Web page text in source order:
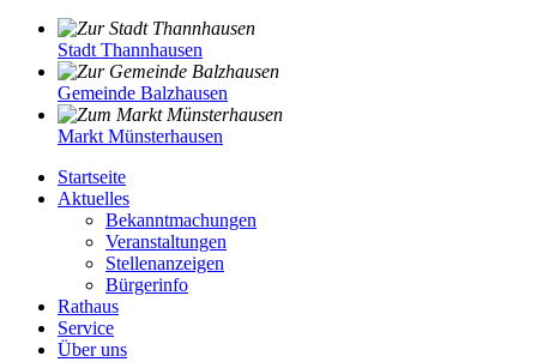
Stadt Thannhausen
Gemeinde Balzhausen
Markt Münsterhausen
Startseite
Aktuelles
Bekanntmachungen
Veranstaltungen
Stellenanzeigen
Bürgerinfo
Rathaus
Service
Über uns